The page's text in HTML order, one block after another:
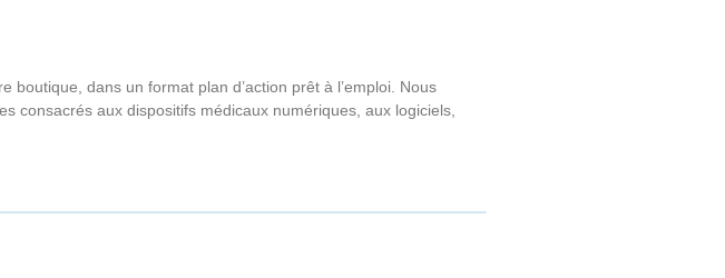
dans un format plan d’action prêt à l’emploi. Nous
consacrés aux dispositifs médicaux numériques, aux logiciels,